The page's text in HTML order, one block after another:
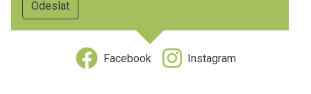
Facebook Instagram